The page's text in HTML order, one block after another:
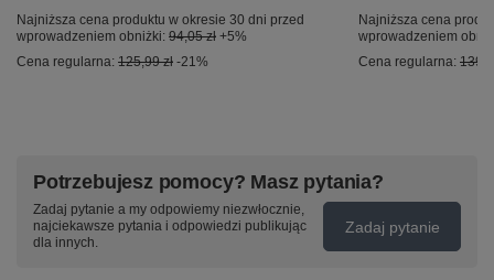
Najniższa cena produktu w okresie 30 dni przed
wprowadzeniem obniżki: 94,05 zł +5%
Cena regularna: 125,99 zł -21%
Najniższa cena
wprowadzeniem
Cena regularna:
Potrzebujesz pomocy? Masz pytania?
Zadaj pytanie a my odpowiemy niezwłocznie,
najciekawsze pytania i odpowiedzi publikując
dla innych.
Zadaj pytanie